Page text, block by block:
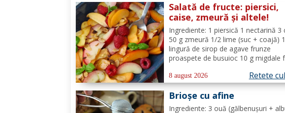
Salată de fructe: piersici,
caise, zmeură și altele!
Ingrediente: 1 piersică 1 nectarină 3
50 g zmeură 1/2 lime (suc + coajă) 1
lingură de sirop de agave frunze
proaspete de busuioc 10 g migdale
de utilizare. Se taie piersicile,
și caisele în felii subțiri. Stoarceți
și...
8 august 2026 Retete
Brioșe cu afine
Ingrediente: 3 ouă (gălbenușuri +